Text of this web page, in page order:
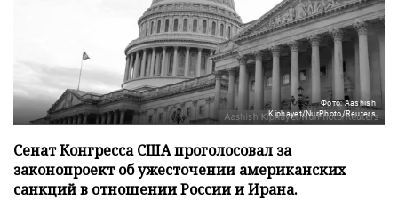
Фото: Aashish
Kiphayet/NurPhoto/Reuters
Сенат Конгресса США проголосовал за
законопроект об ужесточении американских
санкций в отношении России и Ирана.